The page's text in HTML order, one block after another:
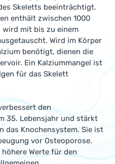
Skeletts beeinträchtigt.
enthält zwischen 1000
wird mit bis zu einem
Wird im Körper
benötigt, dienen die
Ein Kalziummangel ist
für das Skelett
den
35. Lebensjahr und stärkt
das Knochensystem. Sie ist
vor Osteoporose.
Werte für den